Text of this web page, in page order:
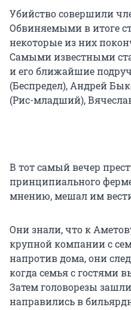
Убийство совершили
Обвиняемыми в итоге
некоторые из них
Самыми известными
и его ближайшие
(Беспредел), Андрей
(Рис-младший),
В тот самый вечер
принципиального
мнению, мешал им
Они знали, что к
крупной компании с
напротив дома, они
когда семья с гостями
Затем головорезы
направились в